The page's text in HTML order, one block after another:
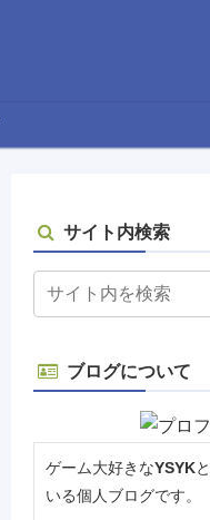
サイト内検索
ブログについて
ゲーム大好きなYSYKと
いる個人ブログです。